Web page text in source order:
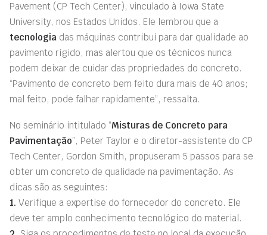
Pavement (CP Tech Center), vinculado à Iowa State
University, nos Estados Unidos. Ele lembrou que a
tecnologia das máquinas contribui para dar qualidade ao
pavimento rígido, mas alertou que os técnicos nunca
podem deixar de cuidar das propriedades do concreto.
“Pavimento de concreto bem feito dura mais de 40 anos;
mal feito, pode falhar rapidamente”, ressalta.
No seminário intitulado “Misturas de Concreto para
Pavimentação”, Peter Taylor e o diretor-assistente do CP
Tech Center, Gordon Smith, propuseram 5 passos para se
obter um concreto de qualidade na pavimentação. As
dicas são as seguintes:
1. Verifique a expertise do fornecedor do concreto. Ele
deve ter amplo conhecimento tecnológico do material.